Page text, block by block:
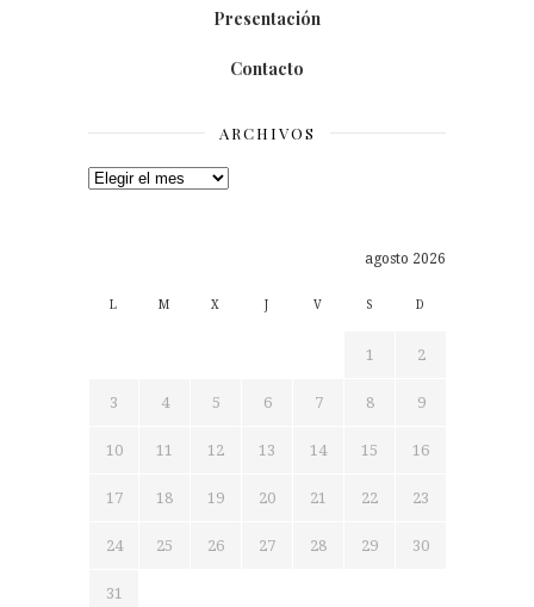
Presentación
Contacto
ARCHIVOS
Archivos
agosto 2026
L M X J V S D
1 2
3 4 5 6 7 8 9
10 11 12 13 14 15 16
17 18 19 20 21 22 23
24 25 26 27 28 29 30
31